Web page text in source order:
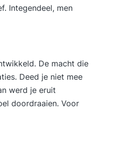
Integendeel, men
De macht die
Deed je niet mee
werd je eruit
doordraaien. Voor